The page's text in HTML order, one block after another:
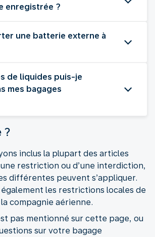
enregistrée ?
une batterie externe à
de liquides puis-je
mes bagages
?
inclus la plupart des articles
restriction ou d’une interdiction,
différentes peuvent s’appliquer.
les restrictions locales de
compagnie aérienne.
pas mentionné sur cette page, ou
sur votre bagage